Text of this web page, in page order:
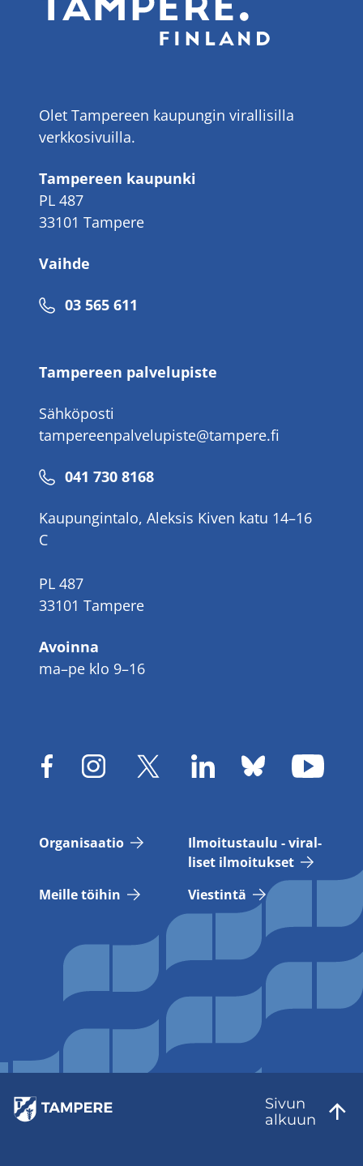
Olet Tampereen kaupungin virallisilla
verkkosivuilla.
Tampereen kaupunki
PL 487
33101 Tampere
Vaihde
Puhelinnumero
03 565 611
Tampereen palvelupiste
Sähköposti
tampereenpalvelupiste@tampere.fi
Puhelinnumero
041 730 8168
Kaupungintalo, Aleksis Kiven katu 14–16
C
PL 487
33101 Tampere
Avoinna
ma–pe klo 9–16
Or­ga­ni­saa­tio
Il­moi­tus­tau­lu - vi­ral­
li­set il­moi­tuk­set
Meil­le töi­hin
Vies­tin­tä
Sivun
al­kuun